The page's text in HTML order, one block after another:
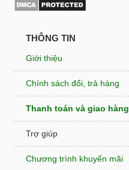
THÔNG TIN
Giới thiệu
Chính sách đổi, trả hàng
Thanh toán và giao hàng
Trợ giúp
Chương trình khuyến mãi